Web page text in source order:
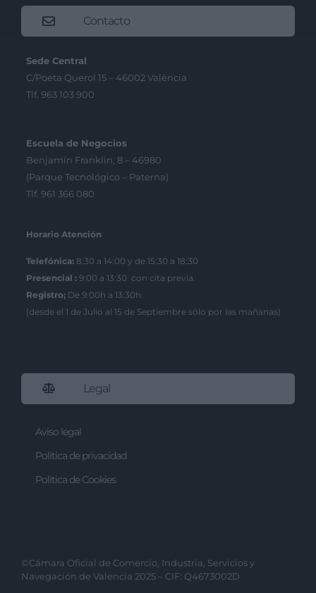
Contacto
Sede Central
C/Poeta Querol 15 – 46002 València
Tlf. 963 103 900
Escuela de Negocios
Benjamín Franklin, 8 – 46980
(Parque Tecnológico – Paterna)
Tlf. 961 366 080
Horario Atención
Telefónica: 8:30 a 14:00 y de 15:30 a 18:30
Presencial : 9:00 a 13:30 con cita previa.
Registro; De 9:00h a 13:30h.
(desde el 1 de Julio al 15 de Septiembre sólo por las mañanas)
Legal
Aviso legal
Política de privacidad
Política de Cookies
©Cámara Oficial de Comercio, Industria, Servicios y
Navegación de Valencia 2025 – CIF: Q4673002D